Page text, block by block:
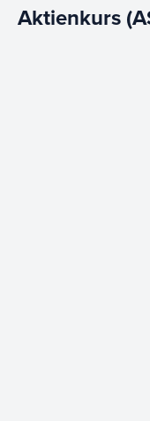
Aktienkurs